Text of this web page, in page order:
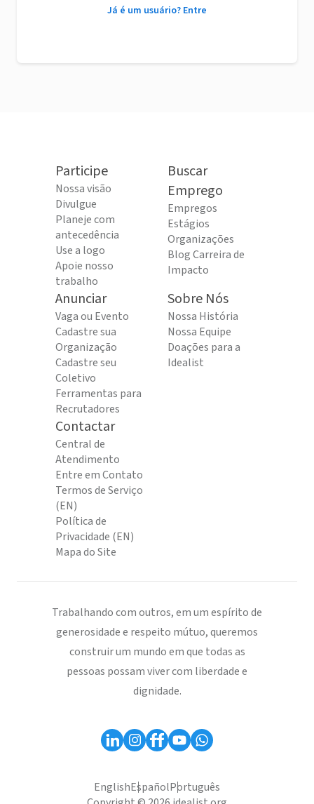
Já é um usuário? Entre
Participe
Nossa visão
Divulgue
Planeje com
antecedência
Use a logo
Apoie nosso
trabalho
Buscar
Emprego
Empregos
Estágios
Organizações
Blog Carreira de
Impacto
Anunciar
Vaga ou Evento
Cadastre sua
Organização
Cadastre seu
Coletivo
Ferramentas para
Recrutadores
Sobre Nós
Nossa História
Nossa Equipe
Doações para a
Idealist
Contactar
Central de
Atendimento
Entre em Contato
Termos de Serviço
(EN)
Política de
Privacidade (EN)
Mapa do Site
Trabalhando com outros, em um espírito de
generosidade e respeito mútuo, queremos
construir um mundo em que todas as
pessoas possam viver com liberdade e
dignidade.
EnglishEspañolPortuguês